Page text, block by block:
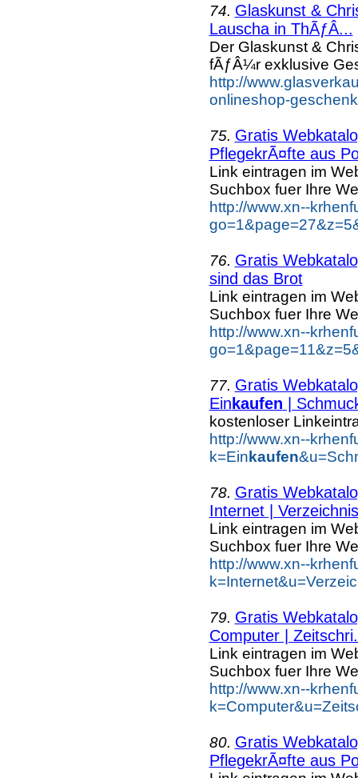
74. Glaskunst &
Lauscha in ThÃƒÂ...
Der Glaskunst &
fÃƒÂ¼r exklusive
http://
onlineshop-
75. Gratis
PflegekrÃ¤fte aus
Link eintragen im
Suchbox fuer Ihre
http://www.xn--
76. Gratis
sind das Brot
Link eintragen im
Suchbox fuer Ihre
http://www.xn--
77. Gratis
Ein kaufen |
kostenloser
http://www.xn--
k=Ein kaufen
78. Gratis
Internet | Verzeichnis
Link eintragen im
Suchbox fuer Ihre
http://www.xn--
79. Gratis
Computer |
Link eintragen im
Suchbox fuer Ihre
http://www.xn--
80. Gratis
PflegekrÃ¤fte aus